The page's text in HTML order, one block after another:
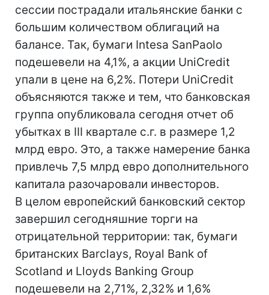
сессии пострадали итальянские банки с
большим количеством облигаций на
балансе. Так, бумаги Intesa SanPaolo
подешевели на 4,1%, а акции UniCredit
упали в цене на 6,2%. Потери UniCredit
объясняются также и тем, что банковская
группа опубликовала сегодня отчет об
убытках в III квартале с.г. в размере 1,2
млрд евро. Это, а также намерение банка
привлечь 7,5 млрд евро дополнительного
капитала разочаровали инвесторов.
В целом европейский банковский сектор
завершил сегодняшние торги на
отрицательной территории: так, бумаги
британских Barclays, Royal Bank of
Scotland и Lloyds Banking Group
подешевели на 2,71%, 2,32% и 1,6%